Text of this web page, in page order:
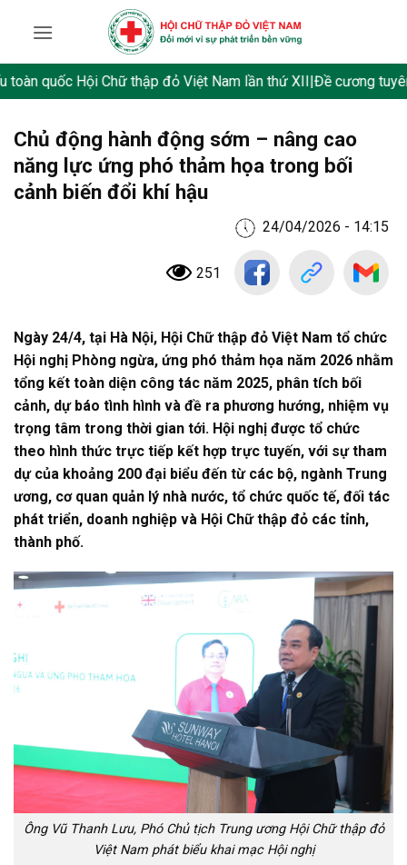
Hội Chữ thập đỏ Việt Nam lần thứ XII|Đề cương tuyên
Chủ động hành động sớm – nâng cao
năng lực ứng phó thảm họa trong bối
cảnh biến đổi khí hậu
24/04/2026 - 14:15
251
Ngày 24/4, tại Hà Nội, Hội Chữ thập đỏ Việt Nam tổ chức
Hội nghị Phòng ngừa, ứng phó thảm họa năm 2026 nhằm
tổng kết toàn diện công tác năm 2025, phân tích bối
cảnh, dự báo tình hình và đề ra phương hướng, nhiệm vụ
trọng tâm trong thời gian tới. Hội nghị được tổ chức
theo hình thức trực tiếp kết hợp trực tuyến, với sự tham
dự của khoảng 200 đại biểu đến từ các bộ, ngành Trung
ương, cơ quan quản lý nhà nước, tổ chức quốc tế, đối tác
phát triển, doanh nghiệp và Hội Chữ thập đỏ các tỉnh,
thành phố.
Ông Vũ Thanh Lưu, Phó Chủ tịch Trung ương Hội Chữ thập đỏ
Việt Nam phát biểu khai mạc Hội nghị